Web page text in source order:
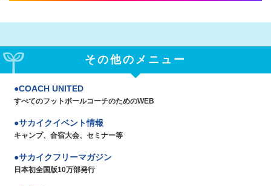
その他のメニュー
COACH UNITED
すべてのフットボールコーチのためのWEB
サカイクイベント情報
キャンプ、合宿大会、セミナー等
サカイクフリーマガジン
日本初全国版10万部発行